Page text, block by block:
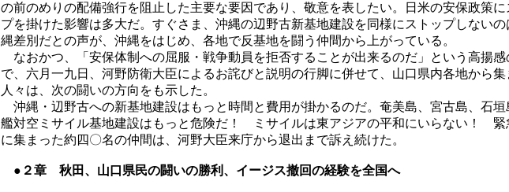
の前のめりの配備強行を阻止した主要な要因であり、敬意を表したい。日米の安保政策に
プを掛けた影響は多大だ。すぐさま、沖縄の辺野古新基地建設を同様にストップしないの
縄差別だとの声が、沖縄をはじめ、各地で反基地を闘う仲間から上がっている。
なおかつ、「安保体制への屈服・戦争動員を拒否することが出来るのだ」という高揚感
で、六月一九日、河野防衛大臣によるお詫びと説明の行脚に併せて、山口県内各地から集
人々は、次の闘いの方向をも示した。
沖縄・辺野古への新基地建設はもっと時間と費用が掛かるのだ。奄美島、宮古島、石垣
艦対空ミサイル基地建設はもっと危険だ！ ミサイルは東アジアの平和にいらない！ 緊
に集まった約四〇名の仲間は、河野大臣来庁から退出まで訴え続けた。
●２章 秋田、山口県民の闘いの勝利、イージス撤回の経験を全国へ